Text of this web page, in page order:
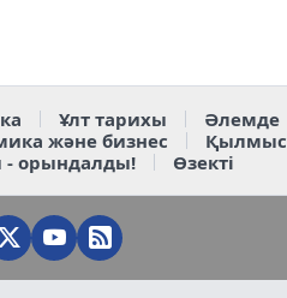
Ұлт тарихы Әлемде
және бизнес Қылмыс
орындалды! Өзекті